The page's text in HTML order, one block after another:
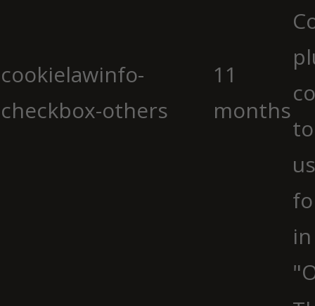
cookielawinfo-
checkbox-others
11
months